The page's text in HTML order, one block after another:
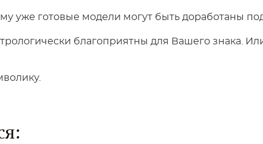
уже готовые модели могут быть доработаны
благоприятны для Вашего знака.